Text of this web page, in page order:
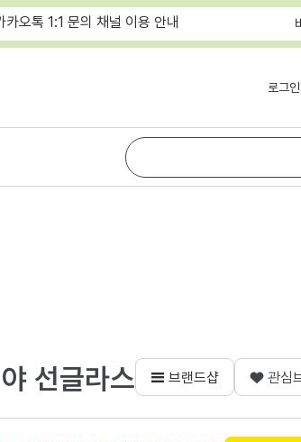
오톡 1:1 문의 채널 이용 안내
로그인
선글라스 브랜드샵 관심